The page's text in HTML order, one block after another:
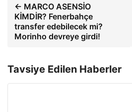
← MARCO ASENSİO
KİMDİR? Fenerbahçe
transfer edebilecek mi?
Morinho devreye girdi!
Tavsiye Edilen Haberler